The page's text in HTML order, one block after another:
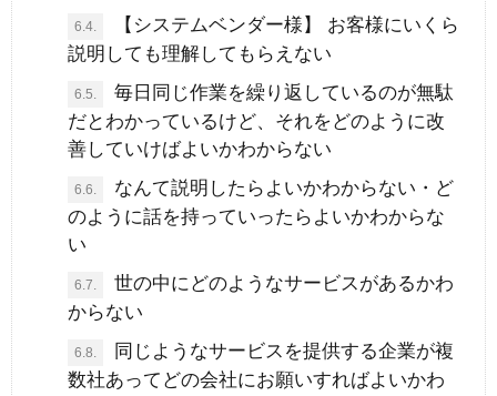
6.4.
【システムベンダー様】 お客様にいくら
説明しても理解してもらえない
6.5.
毎日同じ作業を繰り返しているのが無駄
だとわかっているけど、それをどのように改
善していけばよいかわからない
6.6.
なんて説明したらよいかわからない・ど
のように話を持っていったらよいかわからな
い
6.7.
世の中にどのようなサービスがあるかわ
からない
6.8.
同じようなサービスを提供する企業が複
数社あってどの会社にお願いすればよいかわ